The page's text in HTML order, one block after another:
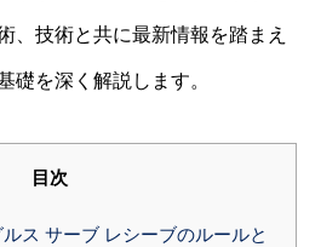
、技術と共に最新情報を踏まえ
礎を深く解説します。
目次
ス サーブ レシーブのルールと